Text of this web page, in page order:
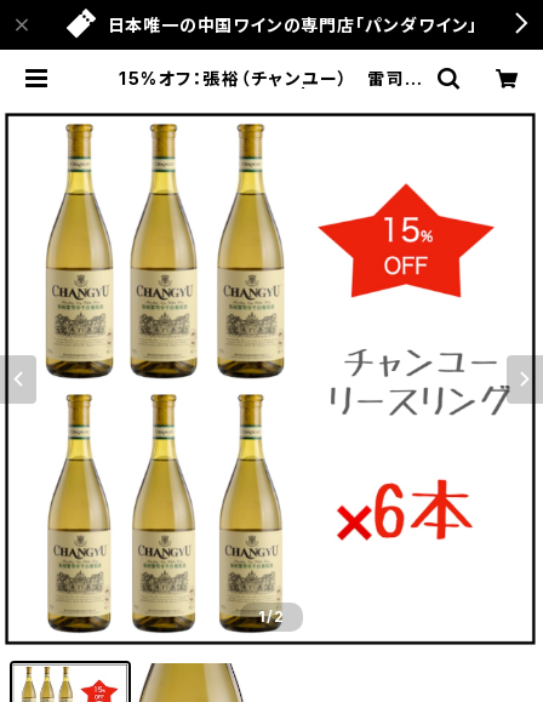
日本唯一の中国ワインの専門店「パンダワイン」
15%オフ：張裕（チャンユー） 雷司令
1/2